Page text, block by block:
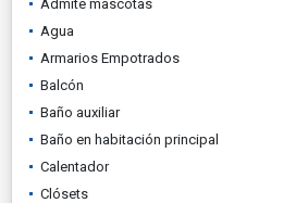
Admite mascotas
Agua
Armarios Empotrados
Balcón
Baño auxiliar
Baño en habitación principal
Calentador
Clósets